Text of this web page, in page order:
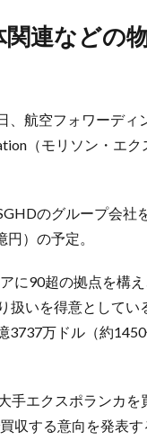
、航空フォワーデ
（モリソン・エ
のグループ会社
）の予定。
に90超の拠点を構
扱いを得意として
3737万ドル（約
手エクスポランカ
収する意向を発表